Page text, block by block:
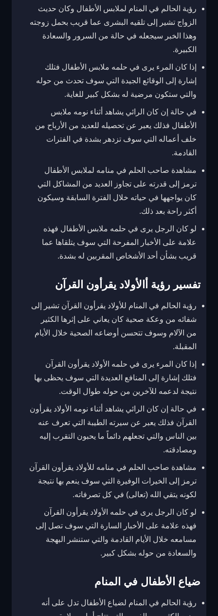
رؤية الحالم في المنام لملابس الأطفال وكان حديث
الزواج تشير إلى تلقيه البشرى عما قريب بحمل زوجته
وهذا الخبر سيجعله في حالة من السرور والسعادة
الكبيرة.
إذا كان المرء يرى في حلمه ملابس الأطفال فتلك
إشارة إلى الوقائع الجيدة التي سوف تحدث من حوله
والتي ستكون مرضية له بشكل كبير للغاية.
في حالة إن كان الرائي يشاهد أثناء نومه ملابس
الأطفال فذلك يعبر عن تحصيله للعديد من الأرباح من
خلف أعماله التي سوف تزدهر بشدة في الفترات
القادمة.
مشاهدة صاحب الحلم في منامه لملابس الأطفال
ترمز إلى قدرته على تجاوز العديد من المشاكل التي
كان يواجهها في حياته خلال الفترة السابقة وسيكون
أكثر راحة بعد ذلك.
لو كان الرجل يرى في حلمه ملابس الأطفال فهذه
علامة على الأخبار المفرحة التي سوف يتلقاها عما
قريب بشأن أحد الأشخاص المقربين له بشدة.
تفسير رؤية أالأولاد يقرأون القرآن
رؤية الحالم في المنام للأولاد يقرأون القرآن تشير إلى
شفائه من وعكة صحية كان يعاني على إثرها الكثير
من الآلام وسوف تتحسن أوضاعه الصحية خلال الأيام
المقبلة.
إذا كان المرء يرى في حلمه الأولاد يقرأون القرآن
فتلك إشارة إلى المنافع العديدة التي سوف يحظى بها
نتيجة لدعمه للآخرين من حوله طوال الوقت.
في حالة إن كان الرائي يشاهد أثناء نومه الأولاد يقرأون
القرآن فذلك يعبر عن سيرته الطيبة التي تعرف عنه
بين الناس والتي تجعلهم دائماً ما يحبون التقرب إليه
ومصادقته.
مشاهدة صاحب الحلم في منامه للأولاد يقرأون القرآن
ترمز إلى الخيرات الوفيرة التي سوف ينعم بها نتيجة
لكونه يتقي الله (تعالى) في كل تصرفاته.
لو كان الرجل يرى في حلمه الأولاد يقرأون القرآن
فهذه علامة على الأخبار السارة التي سوف تصل إلى
مسامعه خلال الأيام القادمة والتي ستنشر البهجة
والسعادة من حوله بشكل كبير.
ضياع الأطفال في المنام
رؤية الحالم في المنام لضياع الأطفال تدل على أنه